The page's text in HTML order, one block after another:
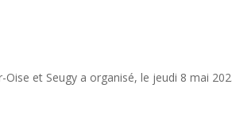
et Seugy a organisé, le jeudi 8 mai